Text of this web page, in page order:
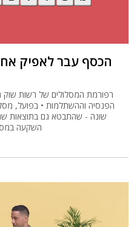
הכסף עבר לאפיק
רפורמת המסלולים של רשות שוק
הפנסיה וההשתלמות • בפועל,
שונה - שהתבטא גם בתוצאות
השקעה